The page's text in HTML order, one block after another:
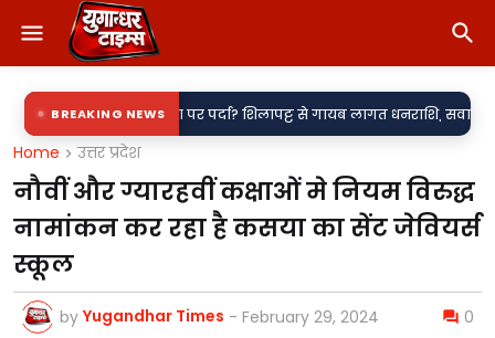
BREAKING NEWS
पर पर्दा? शिलापट्ट से गायब लागत धनराशि, सवालों के घेरे में नगर
Home उत्तर प्रदेश
नौवीं और ग्यारहवीं कक्षाओं मे नियम विरुद्ध
नामांकन कर रहा है कसया का सेंट जेवियर्स
स्कूल
by Yugandhar Times - February 29, 2024 0